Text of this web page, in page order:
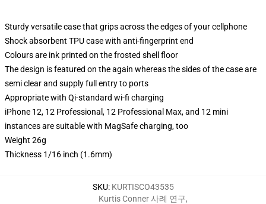
Sturdy versatile case that grips across the edges of your cellphone
Shock absorbent TPU case with anti-fingerprint end
Colours are ink printed on the frosted shell floor
The design is featured on the again whereas the sides of the case are
semi clear and supply full entry to ports
Appropriate with Qi-standard wi-fi charging
iPhone 12, 12 Professional, 12 Professional Max, and 12 mini
instances are suitable with MagSafe charging, too
Weight 26g
Thickness 1/16 inch (1.6mm)
SKU: KURTISCO43535
Kurtis Conner 사례 연구,